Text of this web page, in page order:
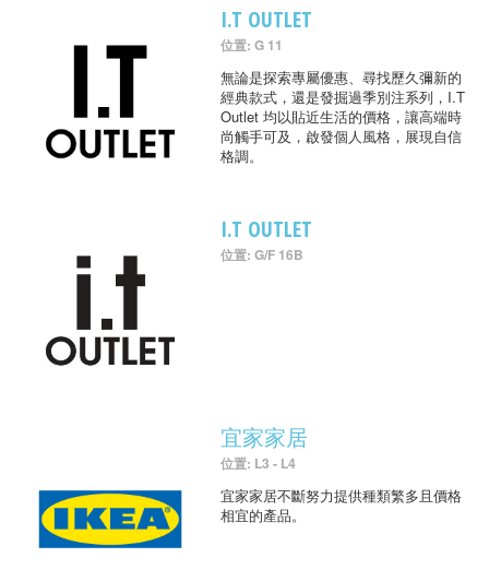
I.T OUTLET
位置: G 11
無論是探索專屬優惠、尋找歷久彌新的
經典款式，還是發掘過季別注系列，I.T
Outlet 均以貼近生活的價格，讓高端時
尚觸手可及，啟發個人風格，展現自信
格調。
I.T OUTLET
位置: G/F 16B
宜家家居
位置: L3 - L4
宜家家居不斷努力提供種類繁多且價格
相宜的產品。